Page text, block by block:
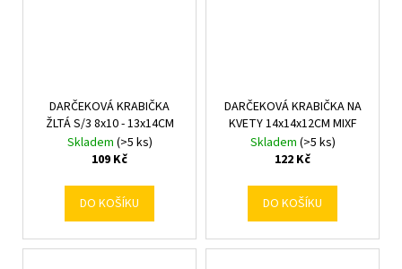
DARČEKOVÁ KRABIČKA
ŽLTÁ S/3 8x10 - 13x14CM
Skladem (>5 ks)
109 Kč
DO KOŠÍKU
DARČEKOVÁ KRABIČKA NA
KVETY 14x14x12CM MIXF
Skladem (>5 ks)
122 Kč
DO KOŠÍKU